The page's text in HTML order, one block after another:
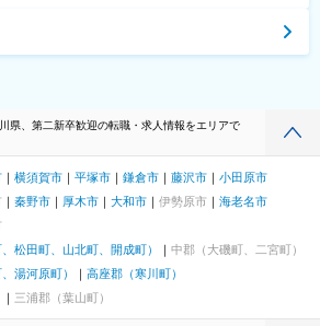
県、第二新卒歓迎の転職・求人情報をエリアで
横須賀市 平塚市 鎌倉市 藤沢市
小田原市
秦野市 厚木市 大和市 伊勢原市
海老名市
松田町、山北町、開成町）
中郡（大磯町、二宮町）
湯河原町）
高座郡（寒川町）
三浦郡（葉山町）